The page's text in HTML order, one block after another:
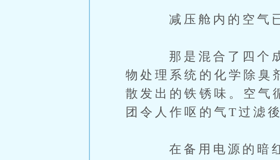
减压舱内的空气已
那是混合了四个成
物处理系统的化学除臭
散发出的铁锈味。空气
团令人作呕的气T过滤
在备用电源的暗红